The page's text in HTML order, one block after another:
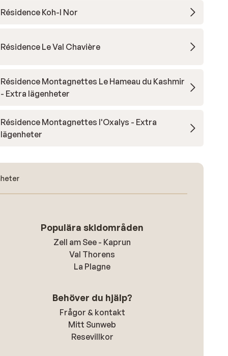
Résidence Koh-I Nor
Résidence Le Val Chavière
Résidence Montagnettes Le Hameau du Kashmir
- Extra lägenheter
Résidence Montagnettes l'Oxalys - Extra
lägenheter
Populära skidområden
Zell am See - Kaprun
Val Thorens
La Plagne
Behöver du hjälp?
Frågor & kontakt
Mitt Sunweb
Resevillkor